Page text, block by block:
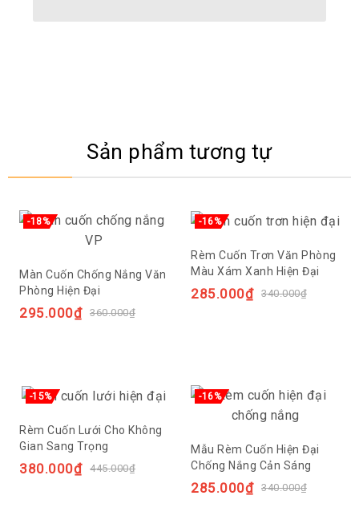
Sản phẩm tương tự
-18%
Màn Cuốn Chống Nắng Văn
Phòng Hiện Đại
360.000₫
295.000₫
-16%
Rèm Cuốn Trơn Văn Phòng
Màu Xám Xanh Hiện Đại
340.000₫
285.000₫
-15%
Rèm Cuốn Lưới Cho Không
Gian Sang Trọng
445.000₫
380.000₫
-16%
Mẫu Rèm Cuốn Hiện Đại
Chống Nắng Cản Sáng
340.000₫
285.000₫